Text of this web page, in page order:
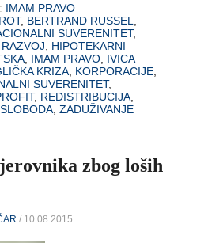
IMAM PRAVO
, BERTRAND RUSSEL
SUVERENITET,
HIPOTEKARNI
IMAM PRAVO IVICA
KRIZA KORPORACIJE
SUVERENITET,
, REDISTRIBUCIJA
,SLOBODA ,ZADUŽIVANJE
zbog loših
/ 10.08.2015.